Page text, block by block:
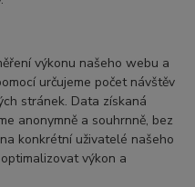
výkonu našeho webu a
určujeme počet návštěv
stránek. Data získaná
anonymně a souhrnně, bez
konkrétní uživatelé našeho
výkon a